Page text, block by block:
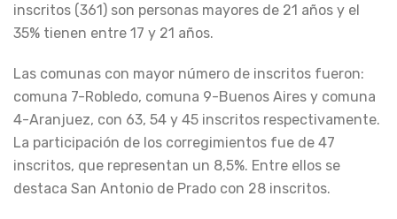
inscritos (361) son personas mayores de 21 años y el
35% tienen entre 17 y 21 años.
Las comunas con mayor número de inscritos fueron:
comuna 7-Robledo, comuna 9-Buenos Aires y comuna
4-Aranjuez, con 63, 54 y 45 inscritos respectivamente.
La participación de los corregimientos fue de 47
inscritos, que representan un 8,5%. Entre ellos se
destaca San Antonio de Prado con 28 inscritos.